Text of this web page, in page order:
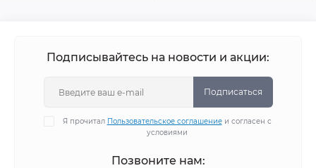
Подписывайтесь на новости и акции:
Подписаться
Я прочитал Пользовательское соглашениеи согласен с
условиями
Позвоните нам: